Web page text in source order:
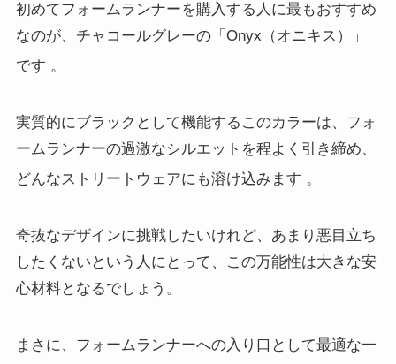
初めてフォームランナーを購入する人に最もおすすめ
なのが、チャコールグレーの「Onyx（オニキス）」
です 。
実質的にブラックとして機能するこのカラーは、フォ
ームランナーの過激なシルエットを程よく引き締め、
どんなストリートウェアにも溶け込みます 。
奇抜なデザインに挑戦したいけれど、あまり悪目立ち
したくないという人にとって、この万能性は大きな安
心材料となるでしょう。
まさに、フォームランナーへの入り口として最適な一